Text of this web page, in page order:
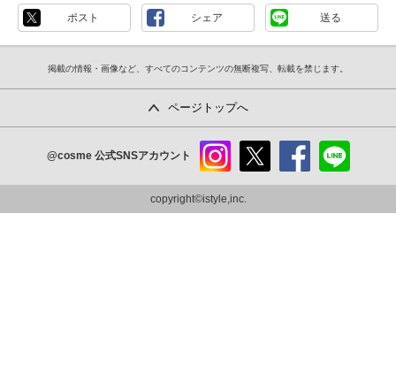
ポスト シェア 送る
掲載の情報・画像など、すべてのコンテンツの無断複写、転載を禁じます。
ページトップへ
@cosme 公式SNSアカウント
ram
copyright©istyle,inc.